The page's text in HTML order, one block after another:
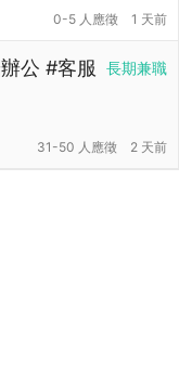
0-5 人應徵 1 天前
長期兼職
公 #客服
31-50 人應徵 2 天前